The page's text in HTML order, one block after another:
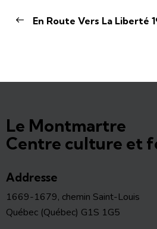
En Route Vers La Liberté
Le Montmartre
Centre culture et
Addresse
1669-1679, chemin Saint-Louis
Québec (Québec) G1S 1G5